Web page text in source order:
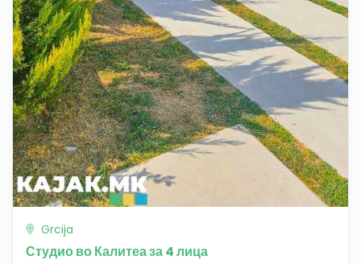
Grcija
Студио во Калитеа за 4 лица